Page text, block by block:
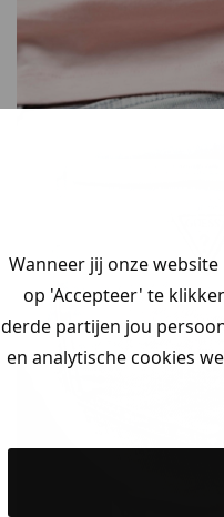
Wanneer jij onze
op 'Accepteer' te
derde partijen jou
en analytische cookies